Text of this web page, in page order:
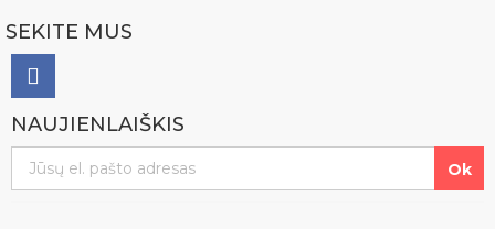
SEKITE MUS
NAUJIENLAIŠKIS